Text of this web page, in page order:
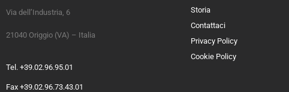
Via dell’Industria, 6
21040 Origgio (VA) – Italia
Tel. +39.02.96.95.01
Fax +39.02.96.73.43.01
Storia
Contattaci
Privacy Policy
Cookie Policy